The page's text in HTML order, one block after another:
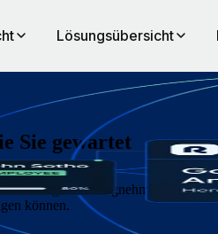
Lösungsübersicht
Sie gewartet
Auftragnehmer:innen
können.